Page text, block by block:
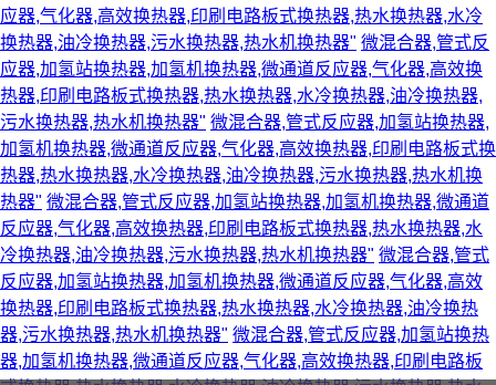
应器,气化器,高效换热器,印刷电路板式换热器,热水换热器,水冷
换热器,油冷换热器,污水换热器,热水机换热器" 微混合器,管式反
应器,加氢站换热器,加氢机换热器,微通道反应器,气化器,高效换
热器,印刷电路板式换热器,热水换热器,水冷换热器,油冷换热器,
污水换热器,热水机换热器" 微混合器,管式反应器,加氢站换热器,
加氢机换热器,微通道反应器,气化器,高效换热器,印刷电路板式换
热器,热水换热器,水冷换热器,油冷换热器,污水换热器,热水机换
热器" 微混合器,管式反应器,加氢站换热器,加氢机换热器,微通道
反应器,气化器,高效换热器,印刷电路板式换热器,热水换热器,水
冷换热器,油冷换热器,污水换热器,热水机换热器" 微混合器,管式
反应器,加氢站换热器,加氢机换热器,微通道反应器,气化器,高效
换热器,印刷电路板式换热器,热水换热器,水冷换热器,油冷换热
器,污水换热器,热水机换热器" 微混合器,管式反应器,加氢站换热
器,加氢机换热器,微通道反应器,气化器,高效换热器,印刷电路板